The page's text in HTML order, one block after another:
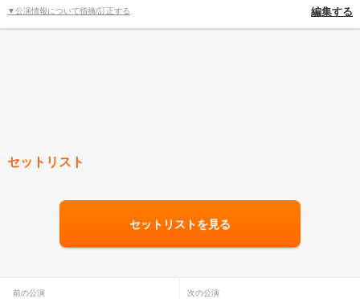
▼公演情報について指摘/訂正する 編集する
セットリスト
セットリストを見る
前の公演 次の公演